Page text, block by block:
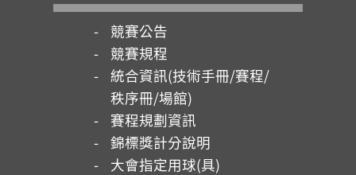
競賽公告
競賽規程
統合資訊(技術手冊/賽程/
秩序冊/場館)
賽程規劃資訊
錦標獎計分說明
大會指定用球(具)